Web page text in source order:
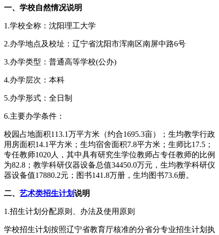
一、学校自然情况说明
1.学校全称：沈阳理工大学
2.办学地点及校址：辽宁省沈阳市浑南区南屏中路6号
3.办学类型：普通高等学校(公办)
4.办学层次：本科
5.办学形式：全日制
6.主要办学条件：
校园占地面积113.1万平方米（约合1695.3亩）；生均教学行政
用房面积14.1平方米；生均宿舍面积7.8平方米；生师比17.5；
专任教师1020人，其中具有研究生学位教师占专任教师的比例
为82.8；教学科研仪器设备总值34450.0万元，生均教学科研仪
器设备值17880.2元；图书141.8万册，生均图书73.6册。
二、 艺术类招生计划说明
1.招生计划分配原则、办法及使用原则
学校招生计划按照辽宁省教育厅核准的分省分专业招生计划执